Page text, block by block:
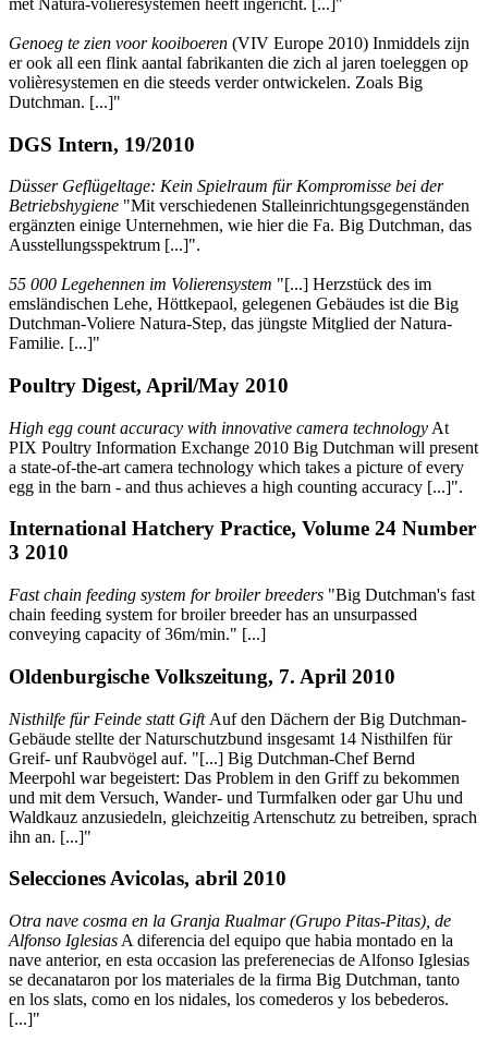
Genoeg te zien voor kooiboeren (VIV Europe 2010) Inmiddels zijn
er ook all een flink aantal fabrikanten die zich al jaren toeleggen op
volièresystemen en die steeds verder ontwickelen. Zoals Big
Dutchman. [...]"
DGS Intern, 19/2010
Düsser Geflügeltage: Kein Spielraum für Kompromisse bei der
Betriebshygiene "Mit verschiedenen Stalleinrichtungsgegenständen
ergänzten einige Unternehmen, wie hier die Fa. Big Dutchman, das
Ausstellungsspektrum [...]".
55 000 Legehennen im Volierensystem "[...] Herzstück des im
emsländischen Lehe, Höttkepaol, gelegenen Gebäudes ist die Big
Dutchman-Voliere Natura-Step, das jüngste Mitglied der Natura-
Familie. [...]"
Poultry Digest, April/May 2010
High egg count accuracy with innovative camera technology At
PIX Poultry Information Exchange 2010 Big Dutchman will present
a state-of-the-art camera technology which takes a picture of every
egg in the barn - and thus achieves a high counting accuracy [...]".
International Hatchery Practice, Volume 24 Number
3 2010
Fast chain feeding system for broiler breeders "Big Dutchman's fast
chain feeding system for broiler breeder has an unsurpassed
conveying capacity of 36m/min." [...]
Oldenburgische Volkszeitung, 7. April 2010
Nisthilfe für Feinde statt Gift Auf den Dächern der Big Dutchman-
Gebäude stellte der Naturschutzbund insgesamt 14 Nisthilfen für
Greif- unf Raubvögel auf. "[...] Big Dutchman-Chef Bernd
Meerpohl war begeistert: Das Problem in den Griff zu bekommen
und mit dem Versuch, Wander- und Turmfalken oder gar Uhu und
Waldkauz anzusiedeln, gleichzeitig Artenschutz zu betreiben, sprach
ihn an. [...]"
Selecciones Avicolas, abril 2010
Otra nave cosma en la Granja Rualmar (Grupo Pitas-Pitas), de
Alfonso Iglesias A diferencia del equipo que habia montado en la
nave anterior, en esta occasion las preferenecias de Alfonso Iglesias
se decanataron por los materiales de la firma Big Dutchman, tanto
en los slats, como en los nidales, los comederos y los bebederos.
[...]"